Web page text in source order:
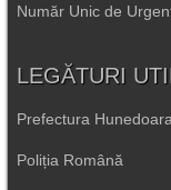
Număr Unic de
LEGĂTURI
Prefectura Hunedoara
Poliția Română